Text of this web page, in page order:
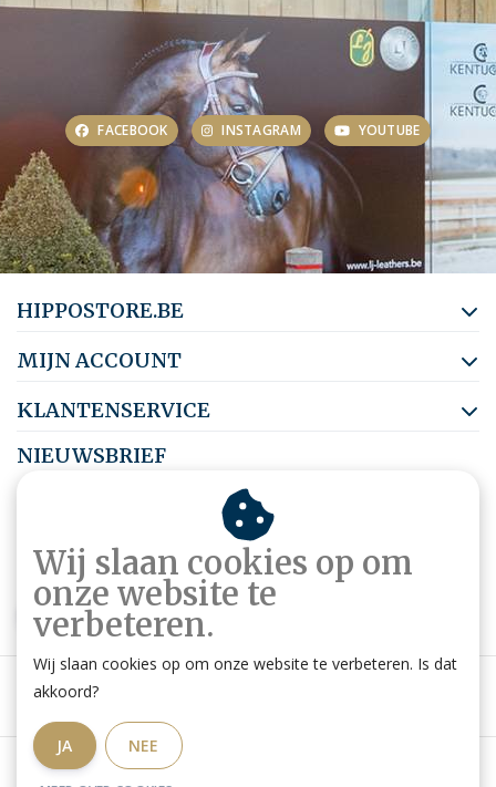
FACEBOOK INSTAGRAM YOUTUBE
HIPPOSTORE.BE
MIJN ACCOUNT
KLANTENSERVICE
NIEUWSBRIEF
Abonneer je op onze nieuwsbrief om op de hoogte te blijven.
ABONNEER
Algemene voorwaarden
Wij slaan cookies op om
onze website te
verbeteren.
Wij slaan cookies op om onze website te verbeteren. Is dat
akkoord?
JA NEE